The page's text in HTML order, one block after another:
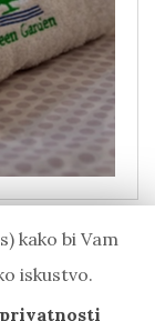
SVA PRAVA
kako bi Vam
iskustvo.